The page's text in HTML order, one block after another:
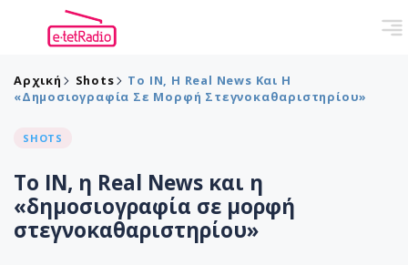
Αρχική Shots
To ΙΝ, Η Real News Και Η
«δημοσιογραφία Σε Μορφή Στεγνοκαθαριστηρίου»
SHOTS
To ΙΝ, η Real News και η
«δημοσιογραφία σε μορφή
στεγνοκαθαριστηρίου»